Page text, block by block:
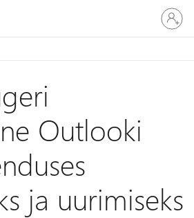
Logige
sisse
oma
Outlooki
ja uurimiseks